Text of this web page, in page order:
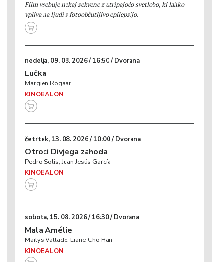
Film vsebuje nekaj sekvenc z utripajočo svetlobo, ki lahko
vpliva na ljudi s fotoobčutljivo epilepsijo.
nedelja, 09. 08. 2026 / 16:50 / Dvorana
Lučka
Margien Rogaar
KINOBALON
četrtek, 13. 08. 2026 / 10:00 / Dvorana
Otroci Divjega zahoda
Pedro Solis, Juan Jesús García
KINOBALON
sobota, 15. 08. 2026 / 16:30 / Dvorana
Mala Amélie
Maïlys Vallade, Liane-Cho Han
KINOBALON